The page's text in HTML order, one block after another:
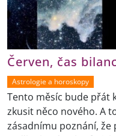
Červen, čas
Astrologie a horoskopy
Tento měsíc bude přát
zkusit něco nového. A
zásadnímu poznání, že